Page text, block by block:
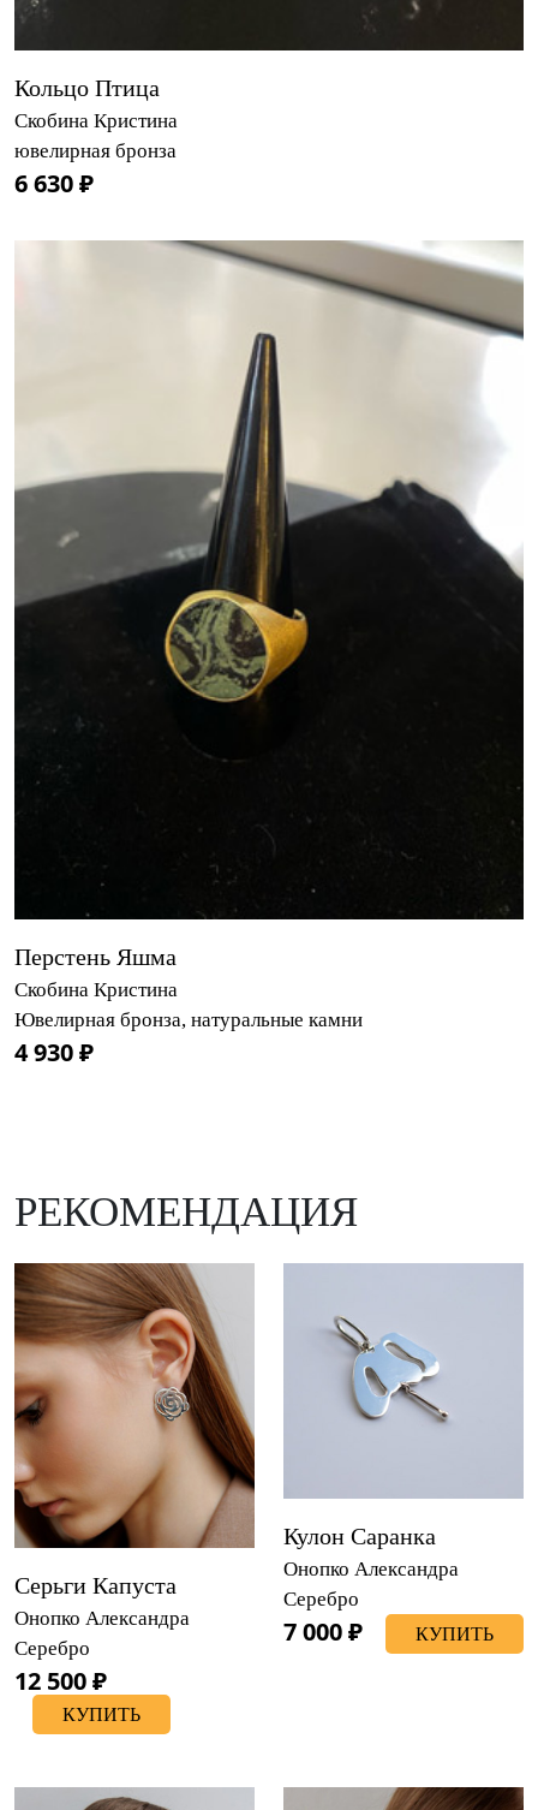
Кольцо Птица
Скобина Кристина
ювелирная бронза
6 630 ₽
Перстень Яшма
Скобина Кристина
Ювелирная бронза, натуральные камни
4 930 ₽
РЕКОМЕНДАЦИЯ
Серьги Капуста
Онопко Александра
Серебро
12 500 ₽
КУПИТЬ
Кулон Саранка
Онопко Александра
Серебро
7 000 ₽ КУПИТЬ